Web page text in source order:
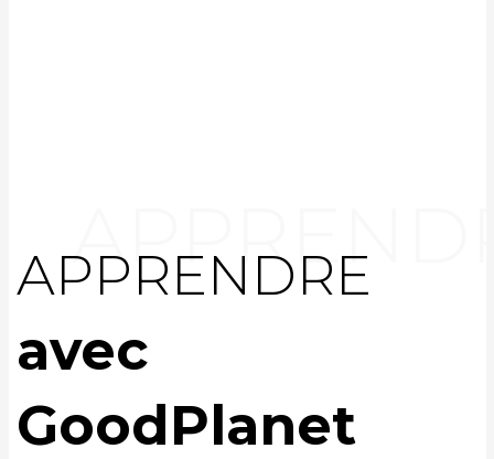
APPRENDRE
avec
GoodPlanet